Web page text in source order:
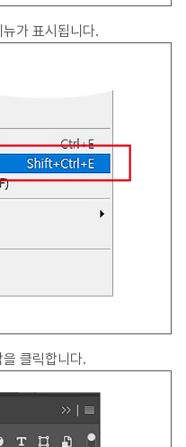
가 표시됩니다.
클릭합니다.